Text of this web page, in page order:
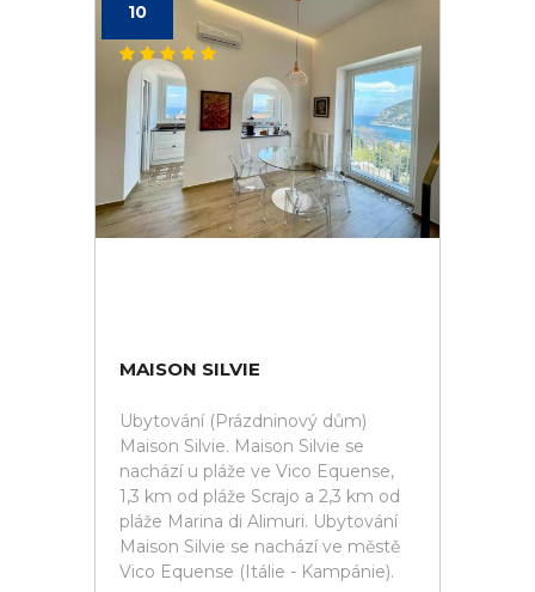
10
MAISON SILVIE
Ubytování (Prázdninový dům)
Maison Silvie. Maison Silvie se
nachází u pláže ve Vico Equense,
1,3 km od pláže Scrajo a 2,3 km od
pláže Marina di Alimuri. Ubytování
Maison Silvie se nachází ve městě
Vico Equense (Itálie - Kampánie).